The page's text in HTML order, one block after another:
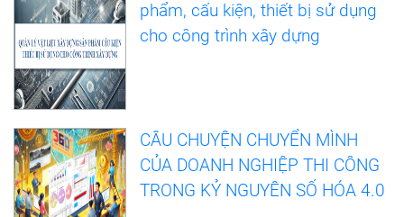
phẩm, cấu kiện, thiết bị sử dụng
cho công trình xây dựng
CÂU CHUYỆN CHUYỂN MÌNH
CỦA DOANH NGHIỆP THI CÔNG
TRONG KỶ NGUYÊN SỐ HÓA 4.0